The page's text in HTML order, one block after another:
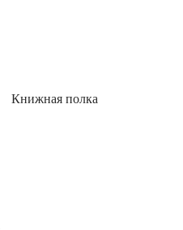
Книжная полка